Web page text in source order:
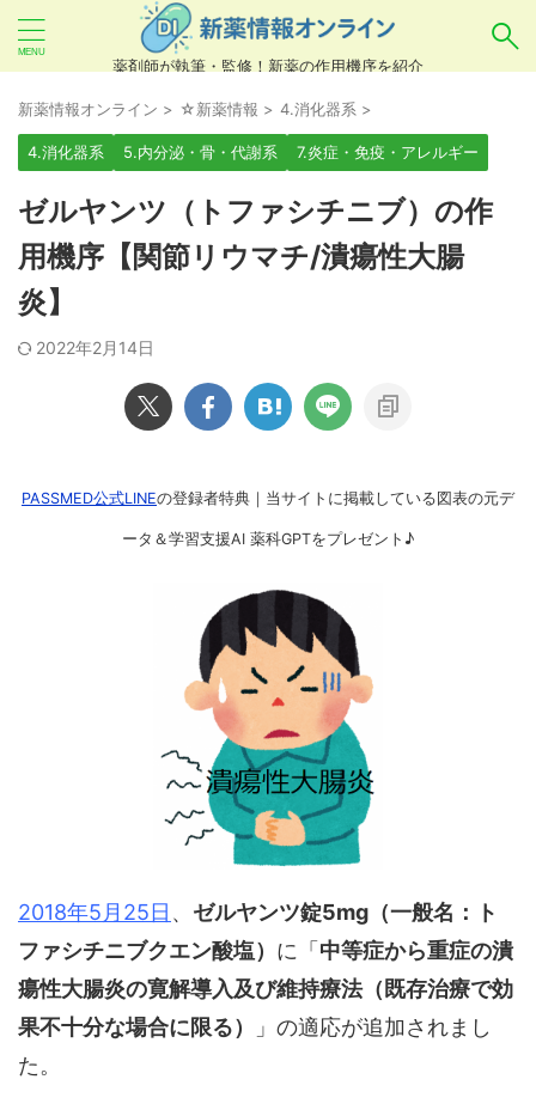
薬剤師が執筆・監修！新薬の作用機序を紹介
あいまい検索（例：ひらがな、誤字）には対応し
ていませんので、製品名・一般名・キーワードな
どをカタカナでご入力ください。
良い例：テセントリク
悪い例：てせんとりく テセンタリク
新薬情報オンライン > ☆新薬情報 > 4.消化器系 >
4.消化器系 5.内分泌・骨・代謝系 7.炎症・免疫・アレルギー
ゼルヤンツ（トファシチニブ）の作
用機序【関節リウマチ/潰瘍性大腸
炎】
2022年2月14日
PASSMED公式LINEの登録者特典｜当サイトに掲載している図表の元デ
ータ＆学習支援AI 薬科GPTをプレゼント♪
2018年5月25日 、 ゼルヤンツ錠5mg（一般名：ト
ファシチニブクエン酸塩） に「中等症から重症の潰
瘍性大腸炎の寛解導入及び維持療法（既存治療で効
果不十分な場合に限る）
」の適応が追加されまし
た。